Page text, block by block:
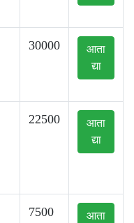
30000
आता
द्या
22500
आता
द्या
7500
आता